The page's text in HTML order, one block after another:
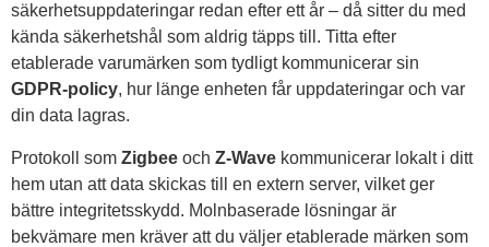
säkerhetsuppdateringar redan efter ett år – då sitter du med
kända säkerhetshål som aldrig täpps till. Titta efter
etablerade varumärken som tydligt kommunicerar sin
GDPR-policy, hur länge enheten får uppdateringar och var
din data lagras.
Protokoll som Zigbee och Z-Wave kommunicerar lokalt i ditt
hem utan att data skickas till en extern server, vilket ger
bättre integritetsskydd. Molnbaserade lösningar är
bekvämare men kräver att du väljer etablerade märken som